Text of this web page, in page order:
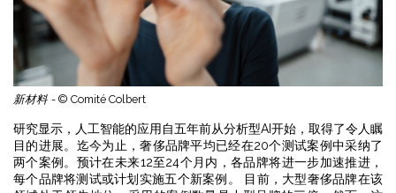
新材料 - © Comité Colbert
研究显示，人工智能的应用自五年前从分析型AI开始，取得了令人瞩
目的进展。迄今为止，奢侈品牌平均已经在20个测试案例中采纳了
两个案例。预计在未来12至24个月内，各品牌将进一步加速推进，
每个品牌将测试或计划实施五个新案例。 目前，大型奢侈品牌在该